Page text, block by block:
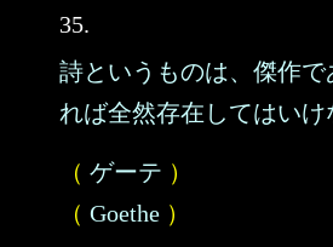
35.
詩というものは、傑作
れば全然存在してはいけ
（ ゲーテ ）
（ Goethe ）